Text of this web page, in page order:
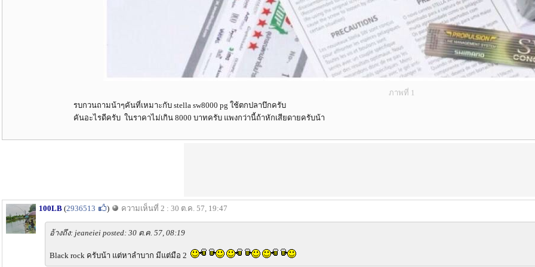
ภาพที่ 1
รบกวนถามน้าๆคันที่เหมาะกับ stella sw8000 pg ใช้ตกปลาบึกครับ
คันอะไรดีครับ ในราคาไม่เกิน 8000 บาทครับ แพงกว่านี้ถ้าหักเสียดายครับน้า
100LB (2936513 ) ความเห็นที่ 2 : 30 ต.ค. 57, 19:47
อ้างถึง: jeaneiei posted: 30 ต.ค. 57, 08:19
Black rock ครับน้า แต่หาลำบาก มีแต่มือ 2